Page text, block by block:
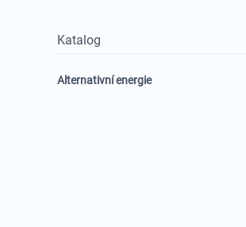
Katalog
Alternativní energie